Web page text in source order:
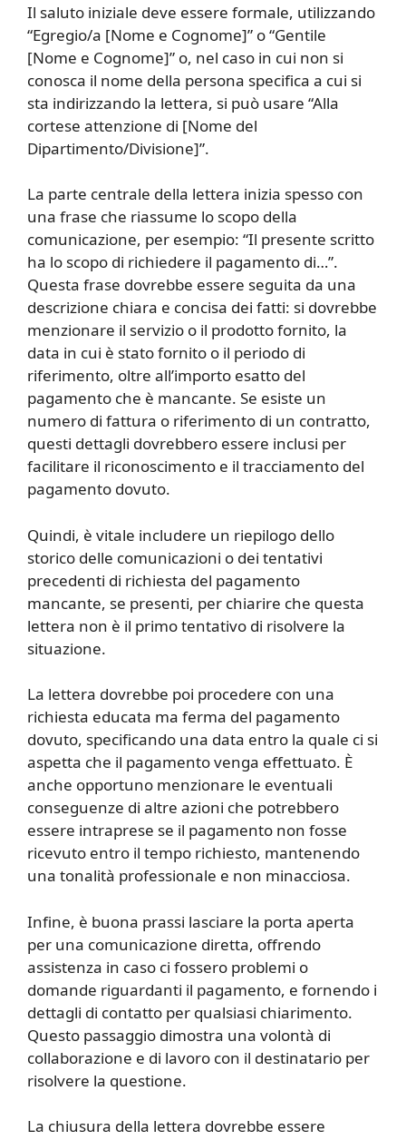
Il saluto iniziale deve essere formale, utilizzando
“Egregio/a [Nome e Cognome]” o “Gentile
[Nome e Cognome]” o, nel caso in cui non si
conosca il nome della persona specifica a cui si
sta indirizzando la lettera, si può usare “Alla
cortese attenzione di [Nome del
Dipartimento/Divisione]”.
La parte centrale della lettera inizia spesso con
una frase che riassume lo scopo della
comunicazione, per esempio: “Il presente scritto
ha lo scopo di richiedere il pagamento di…”.
Questa frase dovrebbe essere seguita da una
descrizione chiara e concisa dei fatti: si dovrebbe
menzionare il servizio o il prodotto fornito, la
data in cui è stato fornito o il periodo di
riferimento, oltre all’importo esatto del
pagamento che è mancante. Se esiste un
numero di fattura o riferimento di un contratto,
questi dettagli dovrebbero essere inclusi per
facilitare il riconoscimento e il tracciamento del
pagamento dovuto.
Quindi, è vitale includere un riepilogo dello
storico delle comunicazioni o dei tentativi
precedenti di richiesta del pagamento
mancante, se presenti, per chiarire che questa
lettera non è il primo tentativo di risolvere la
situazione.
La lettera dovrebbe poi procedere con una
richiesta educata ma ferma del pagamento
dovuto, specificando una data entro la quale ci si
aspetta che il pagamento venga effettuato. È
anche opportuno menzionare le eventuali
conseguenze di altre azioni che potrebbero
essere intraprese se il pagamento non fosse
ricevuto entro il tempo richiesto, mantenendo
una tonalità professionale e non minacciosa.
Infine, è buona prassi lasciare la porta aperta
per una comunicazione diretta, offrendo
assistenza in caso ci fossero problemi o
domande riguardanti il pagamento, e fornendo i
dettagli di contatto per qualsiasi chiarimento.
Questo passaggio dimostra una volontà di
collaborazione e di lavoro con il destinatario per
risolvere la questione.
La chiusura della lettera dovrebbe essere